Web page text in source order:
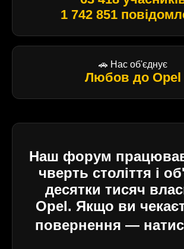
1 742 851
🚗 Нас об'єднує
Любов до Opel
Наш форум
чверть століття і
десятки тисяч
Opel. Якщо ви
повернення —